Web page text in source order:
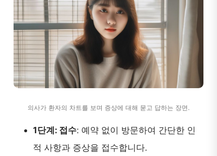
의사가 환자의 차트를 보며 증상에 대해 묻고 답하는 장면.
1단계: 접수: 예약 없이 방문하여 간단한 인
적 사항과 증상을 접수합니다.